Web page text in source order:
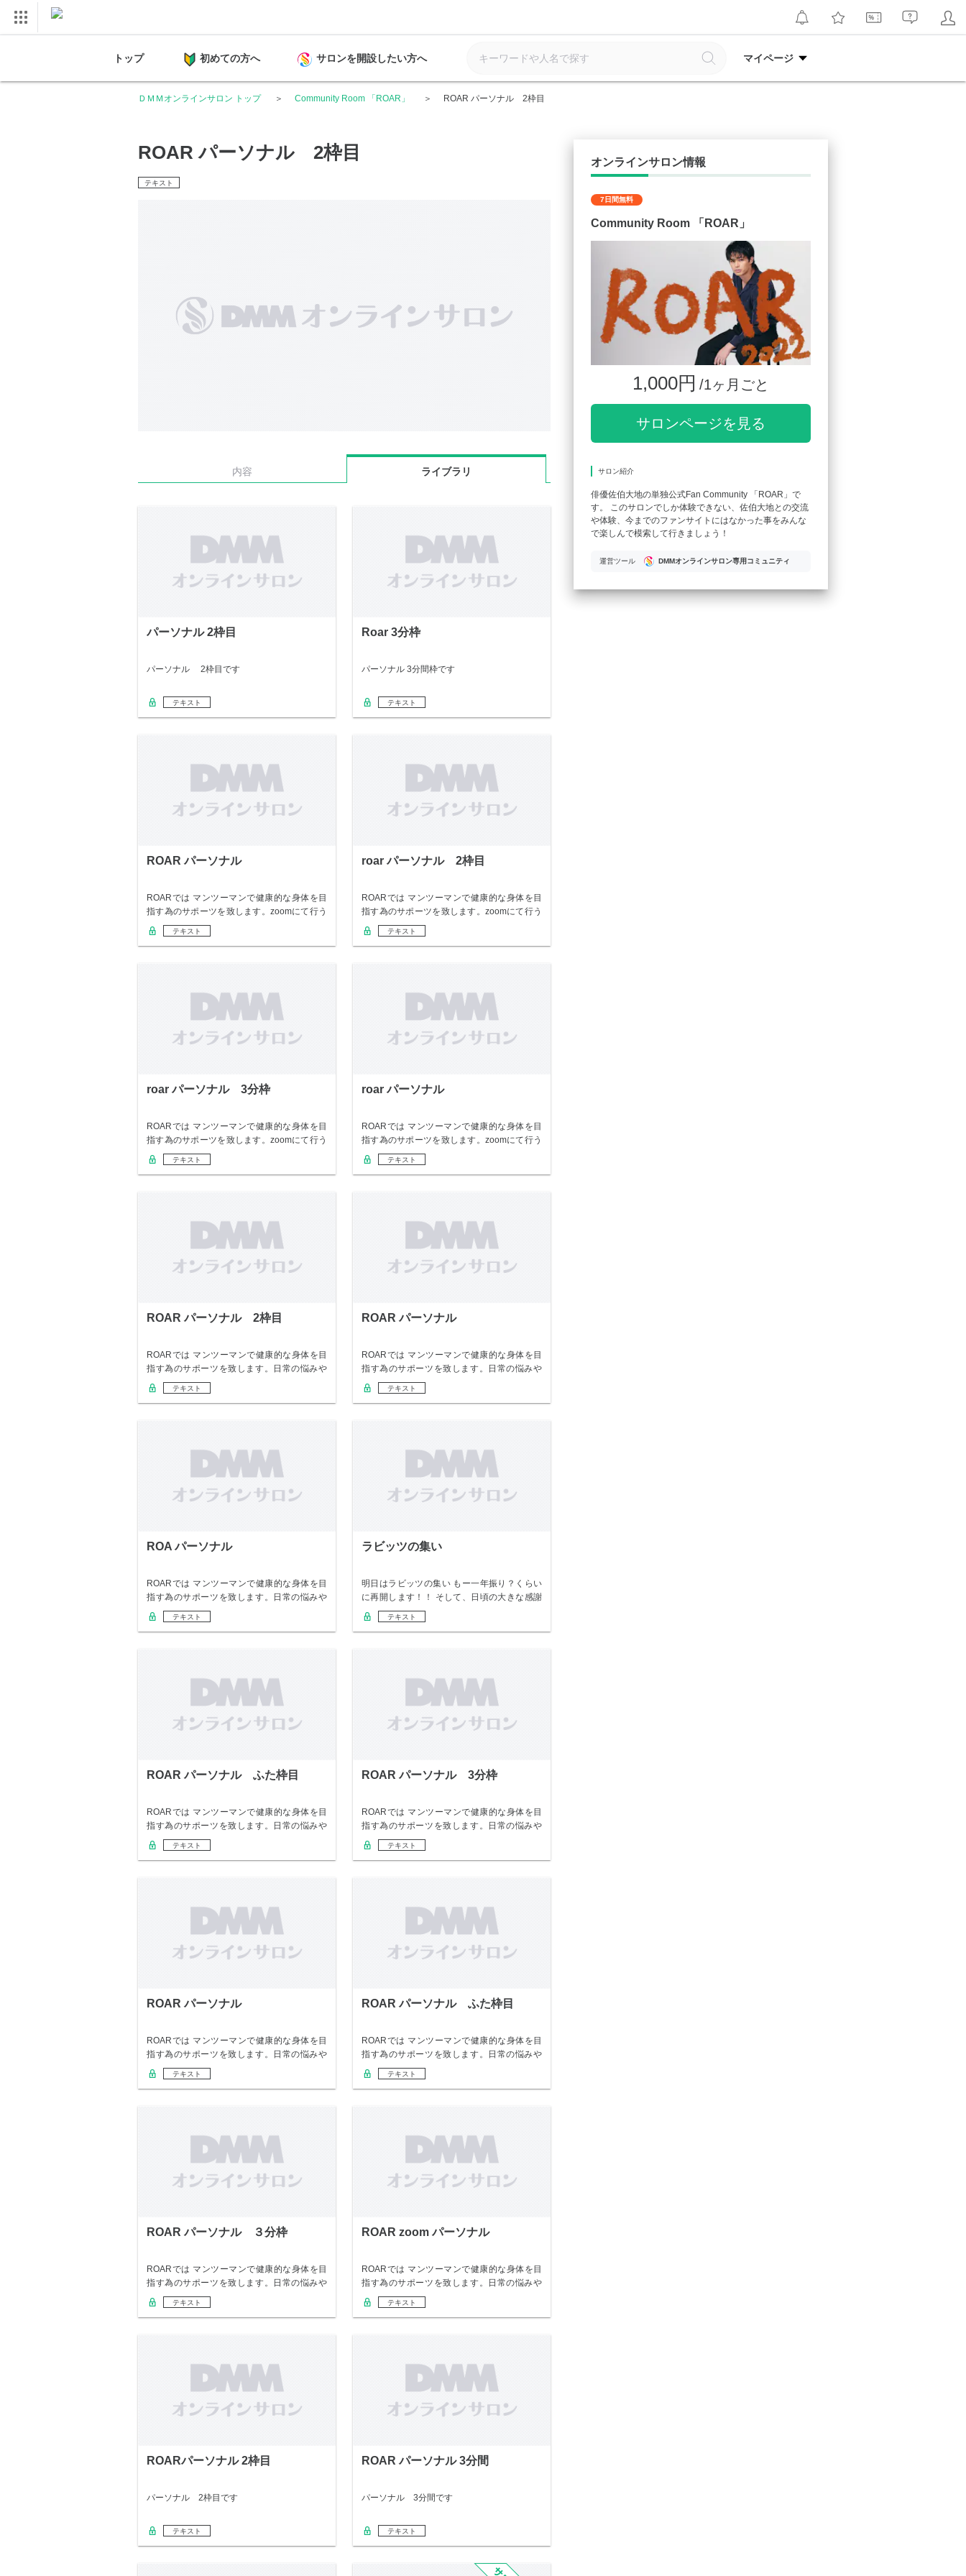
トップ 初めての方へ サロンを開設したい方へ マイページ
ＤＭＭオンラインサロン トップ Community Room 「ROAR」 ROAR パーソナル 2枠目
ROAR パーソナル 2枠目
テキスト
内容 ライブラリ
パーソナル 2枠目
パーソナル 2枠目です
テキスト
Roar 3分枠
パーソナル 3分間枠です
テキスト
ROAR パーソナル
ROARでは マンツーマンで健康的な身体を目
指す為のサポーツを致します。zoomにて行う
の…
テキスト
roar パーソナル 2枠目
ROARでは マンツーマンで健康的な身体を目
指す為のサポーツを致します。zoomにて行う
の…
テキスト
roar パーソナル 3分枠
ROARでは マンツーマンで健康的な身体を目
指す為のサポーツを致します。zoomにて行う
の…
テキスト
roar パーソナル
ROARでは マンツーマンで健康的な身体を目
指す為のサポーツを致します。zoomにて行う
の…
テキスト
ROAR パーソナル 2枠目
ROARでは マンツーマンで健康的な身体を目
指す為のサポーツを致します。日常の悩みや
変えた…
テキスト
ROAR パーソナル
ROARでは マンツーマンで健康的な身体を目
指す為のサポーツを致します。日常の悩みや
変えた…
テキスト
ROA パーソナル
ROARでは マンツーマンで健康的な身体を目
指す為のサポーツを致します。日常の悩みや
変えた…
テキスト
ラビッツの集い
明日はラビッツの集い もー一年振り？くらい
に再開します！！ そして、日頃の大きな感謝
を込め…
テキスト
ROAR パーソナル ふた枠目
ROARでは マンツーマンで健康的な身体を目
指す為のサポーツを致します。日常の悩みや
変えた…
テキスト
ROAR パーソナル 3分枠
ROARでは マンツーマンで健康的な身体を目
指す為のサポーツを致します。日常の悩みや
変えた…
テキスト
ROAR パーソナル
ROARでは マンツーマンで健康的な身体を目
指す為のサポーツを致します。日常の悩みや
変えた…
テキスト
ROAR パーソナル ふた枠目
ROARでは マンツーマンで健康的な身体を目
指す為のサポーツを致します。日常の悩みや
変えた…
テキスト
ROAR パーソナル ３分枠
ROARでは マンツーマンで健康的な身体を目
指す為のサポーツを致します。日常の悩みや
変えた…
テキスト
ROAR zoom パーソナル
ROARでは マンツーマンで健康的な身体を目
指す為のサポーツを致します。日常の悩みや
変えた…
テキスト
ROARパーソナル 2枠目
パーソナル 2枠目です
テキスト
ROAR パーソナル 3分間
パーソナル 3分間です
テキスト
オンラインサロン情報
7日間無料
Community Room 「ROAR」
1,000円 /1ヶ月ごと
サロンページを見る
サロン紹介
俳優佐伯大地の単独公式Fan Community 「ROAR」で
す。 このサロンでしか体験できない、佐伯大地との交流
や体験、今までのファンサイトにはなかった事をみんな
で楽しんで模索して行きましょう！
運営ツール DMMオンラインサロン専用コミュニティ